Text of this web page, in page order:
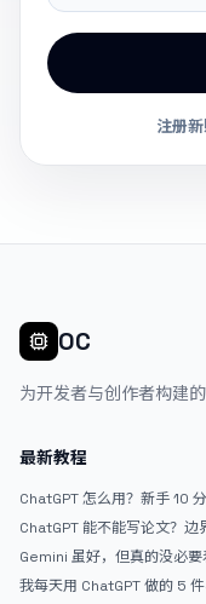
注册
OC
为开发者与创作者构建
最新教程
ChatGPT 怎么用？新手 10
ChatGPT 能不能写论文？边
Gemini 虽好，但真的没必要
弃 ChatGPT
我每天用 ChatGPT 做的 5